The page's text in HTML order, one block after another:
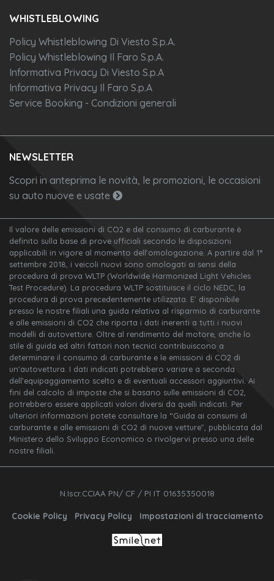
WHISTLEBLOWING
Policy Whistleblowing Di Viesto S.p.A.
Policy Whistleblowing Il Faro S.p.A.
Informativa Privacy Di Viesto S.p.A
Informativa Privacy Il Faro S.p.A
Service Booking - Condizioni generali
NEWSLETTER
Scopri in anteprima le novità, le promozioni, le occasioni
su auto nuove e usate
Il valore delle emissioni di CO2 e del consumo di carburante è
definito sulla base di prove ufficiali secondo le disposizioni
applicabili in vigore al momento dell'omologazione. A partire dal 1°
settembre 2018, i veicoli nuovi sono omologati ai sensi della
procedura di prova WLTP (Worldwide Harmonized Light Vehicles
Test Procedure). La procedura WLTP sostituisce il ciclo NEDC, la
procedura di prova precedentemente utilizzata. E’ disponibile
presso le nostre filiali una guida relativa al risparmio di carburante
e alle emissioni di CO2 che riporta i dati inerenti a tutti i nuovi
modelli di autovetture. Oltre al rendimento del motore, anche lo
stile di guida ed altri fattori non tecnici contribuiscono a
determinare il consumo di carburante e le emissioni di CO2 di
un’autovettura. I dati indicati potrebbero variare a seconda
dell’equipaggiamento scelto e di eventuali accessori aggiuntivi. Ai
fini del calcolo di imposte che si basano sulle emissioni di CO2,
potrebbero essere applicati valori diversi da quelli indicati. Per
ulteriori informazioni potete consultare la “Guida ai consumi di
carburante e alle emissioni di CO2 di nuove vetture”, pubblicata dal
Ministero dello Sviluppo Economico o rivolgervi presso una delle
nostre filiali.
N.Iscr.CCIAA PN/ CF / PI IT 01635350018
Cookie Policy Privacy Policy Impostazioni di tracciamento